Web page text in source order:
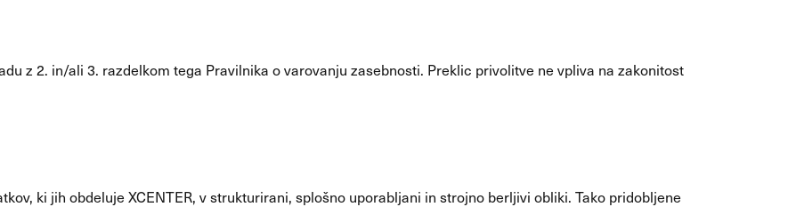
z 2. in/ali 3. razdelkom tega Pravilnika o varovanju zasebnosti. Preklic privolitve ne vpliva na zakonitost
ki jih obdeluje XCENTER, v strukturirani, splošno uporabljani in strojno berljivi obliki. Tako pridobljene